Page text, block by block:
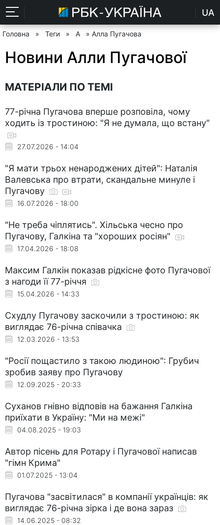
UA
Головна » Теги » А » Алла Пугачова
Новини Алли Пугачової
МАТЕРІАЛИ ПО ТЕМІ
77-річна Пугачова вперше розповіла, чому
ходить із тростиною: "Я не думала, що встану"
27.07.2026 - 14:04
"Я мати трьох ненароджених дітей": Наталія
Валевська про втрати, скандальне минуле і
Пугачову
16.07.2026 - 18:00
"Не треба чіплятись". Хільська чесно про
Пугачову, Галкіна та "хороших росіян"
17.04.2026 - 18:08
Максим Галкін показав рідкісне фото Пугачової
з нагоди її 77-річчя
15.04.2026 - 14:33
Схудлу Пугачову заскочили з тростиною: як
виглядає 76-річна співачка
12.03.2026 - 13:53
"Росії пощастило з такою людиною": Грубич
зробив заяву про Пугачову
12.09.2025 - 20:33
Суханов гнівно відповів на бажання Галкіна
приїхати в Україну: "Ми на межі"
04.08.2025 - 19:03
Автор пісень для Ротару і Пугачової написав
"гімн Крима"
01.07.2025 - 13:04
Пугачова "засвітилася" в компанії українців: як
виглядає 76-річна зірка і де вона зараз
14.06.2025 - 08:32